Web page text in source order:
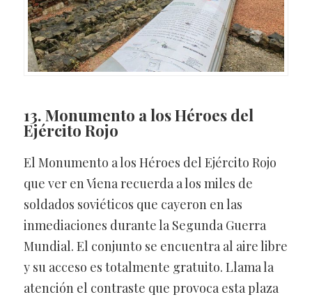
13. Monumento a los Héroes del
Ejército Rojo
El Monumento a los Héroes del Ejército Rojo
que ver en Viena recuerda a los miles de
soldados soviéticos que cayeron en las
inmediaciones durante la Segunda Guerra
Mundial. El conjunto se encuentra al aire libre
y su acceso es totalmente gratuito. Llama la
atención el contraste que provoca esta plaza